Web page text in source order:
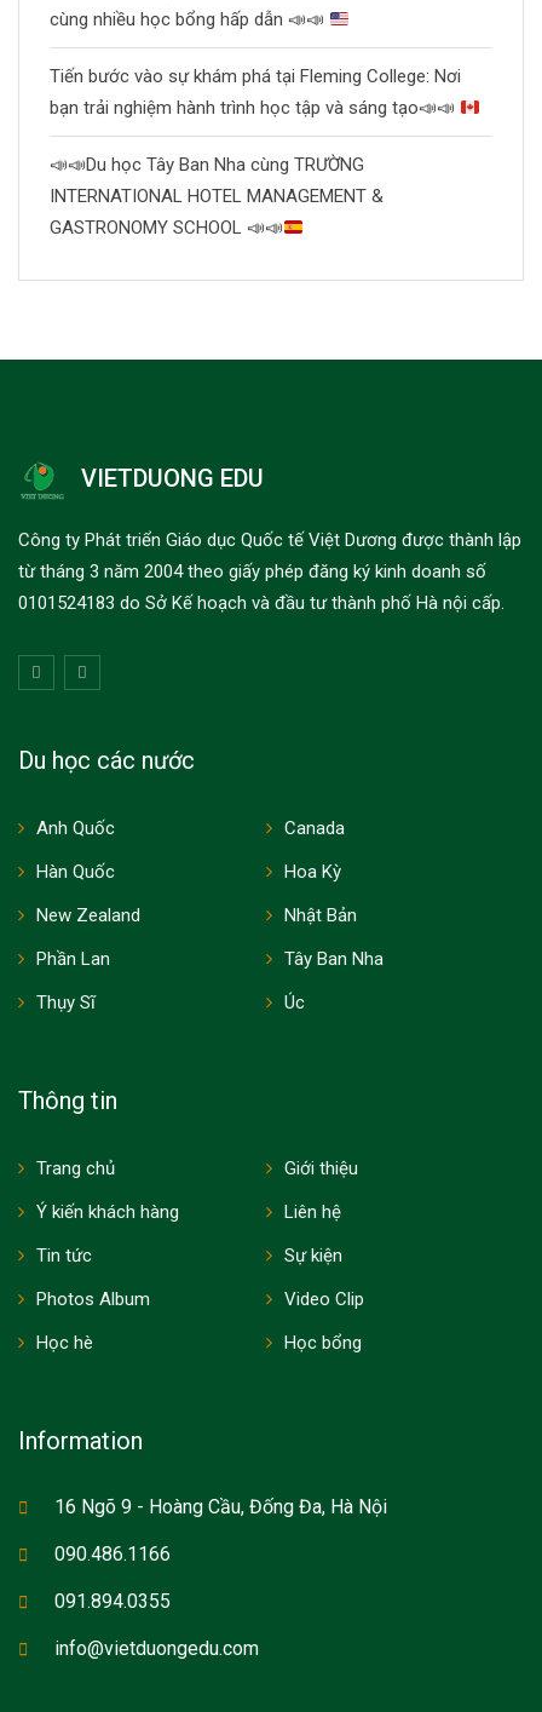
cùng nhiều học bổng hấp dẫn 📣📣
Tiến bước vào sự khám phá tại Fleming College: Nơi
bạn trải nghiệm hành trình học tập và sáng tạo📣📣
📣📣Du học Tây Ban Nha cùng TRƯỜNG
INTERNATIONAL HOTEL MANAGEMENT &
GASTRONOMY SCHOOL 📣📣
VIETDUONG EDU
Công ty Phát triển Giáo dục Quốc tế Việt Dương được thành lập
từ tháng 3 năm 2004 theo giấy phép đăng ký kinh doanh số
0101524183 do Sở Kế hoạch và đầu tư thành phố Hà nội cấp.
Du học các nước
Anh Quốc
Canada
Hàn Quốc
Hoa Kỳ
New Zealand
Nhật Bản
Phần Lan
Tây Ban Nha
Thụy Sĩ
Úc
Thông tin
Trang chủ
Giới thiệu
Ý kiến khách hàng
Liên hệ
Tin tức
Sự kiện
Photos Album
Video Clip
Học hè
Học bổng
Information
16 Ngõ 9 - Hoàng Cầu, Đống Đa, Hà Nội
090.486.1166
091.894.0355
info@vietduongedu.com